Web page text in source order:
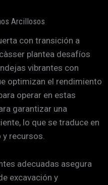
Arcillosos
con transición a
plantea desafíos
vibrantes con
optimizan el rendimiento
operar en estas
garantizar una
lo que se traduce en
y recursos.
adecuadas asegura
excavación y